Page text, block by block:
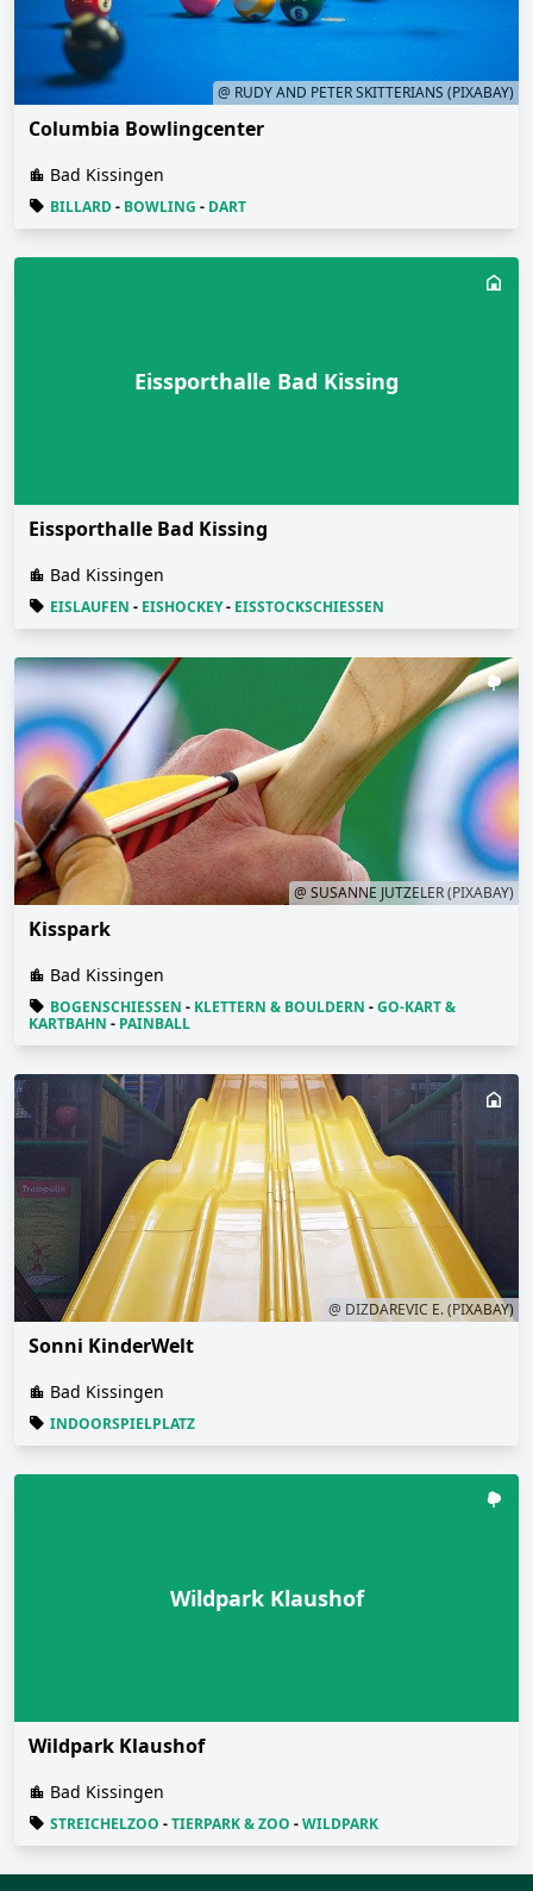
@ RUDY AND PETER SKITTERIANS (PIXABAY)
Columbia Bowlingcenter
Bad Kissingen
BILLARD- BOWLING - DART
Eissporthalle Bad Kissing
Eissporthalle Bad Kissing
Bad Kissingen
EISLAUFEN - EISHOCKEY- EISSTOCKSCHIESSEN
@ SUSANNE JUTZELER (PIXABAY)
Kisspark
Bad Kissingen
BOGENSCHIESSEN - KLETTERN & BOULDERN -GO-KART &
KARTBAHN - PAINBALL
@ DIZDAREVIC E. (PIXABAY)
Sonni KinderWelt
Bad Kissingen
INDOORSPIELPLATZ
Wildpark Klaushof
Wildpark Klaushof
Bad Kissingen
STREICHELZOO -TIERPARK & ZOO -WILDPARK